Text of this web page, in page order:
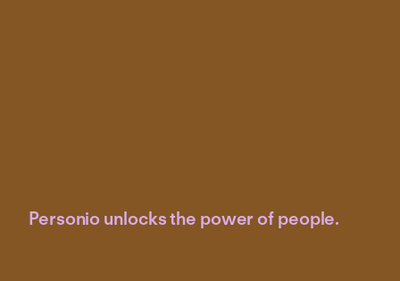
Personio unlocks the power of people.